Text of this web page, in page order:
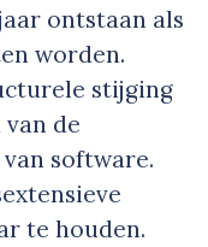
ontstaan als
worden.
stijging
de
software.
te houden.